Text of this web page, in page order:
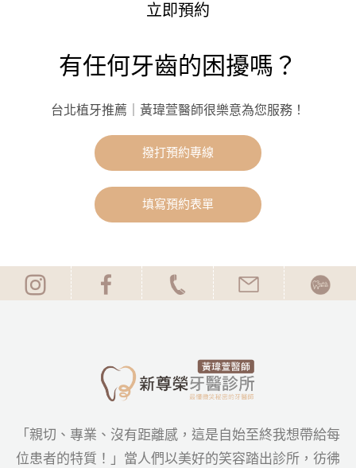
立即預約
有任何牙齒的困擾嗎？
台北植牙推薦｜黃瑋萱醫師很樂意為您服務！
撥打預約專線
填寫預約表單
「親切、專業、沒有距離感，這是自始至終我想帶給每
位患者的特質！」當人們以美好的笑容踏出診所，彷彿